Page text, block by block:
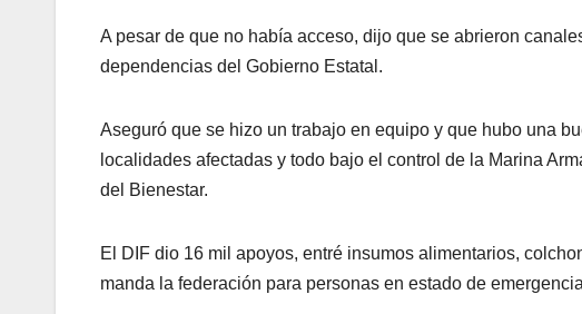
A pesar de que no había acceso, dijo que se abrieron
dependencias del Gobierno Estatal.
Aseguró que se hizo un trabajo en equipo y que hubo una
localidades afectadas y todo bajo el control de la Marina
del Bienestar.
El DIF dio 16 mil apoyos, entré insumos alimentarios,
manda la federación para personas en estado de